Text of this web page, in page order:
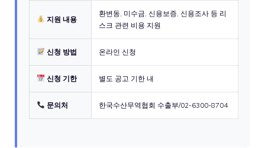
지원 내용
환변동, 미수금, 신용보증, 신용조사 등 리
스크 관련 비용 지원
신청 방법 온라인 신청
신청 기한 별도 공고 기한 내
문의처 한국수산무역협회 수출부/02-6300-8704